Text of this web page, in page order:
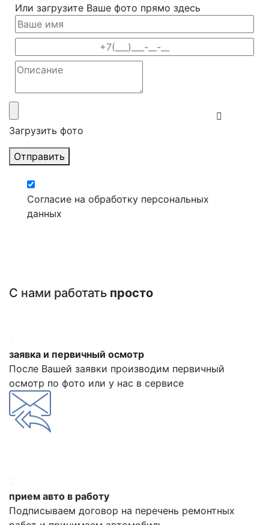
Или загрузите Ваше фото прямо здесь
Загрузить фото
Отправить
Согласие на обработку персональных
данных
С нами работать просто
заявка и первичный осмотр
После Вашей заявки производим первичный
осмотр по фото или у нас в сервисе
прием авто в работу
Подписываем договор на перечень ремонтных